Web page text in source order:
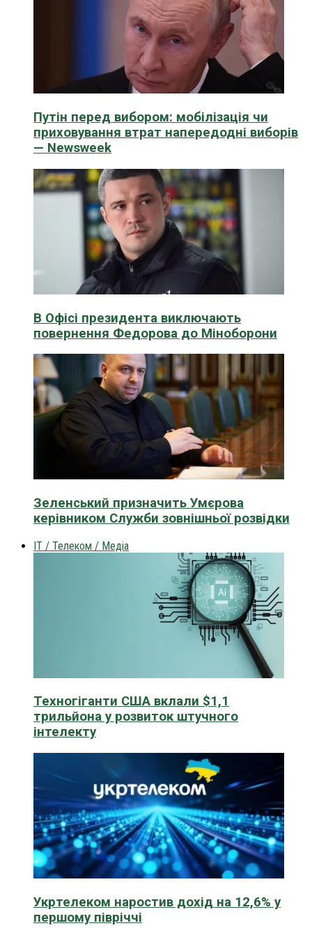
Путін перед вибором: мобілізація чи
приховування втрат напередодні виборів
— Newsweek
В Офісі президента виключають
повернення Федорова до Міноборони
Зеленський призначить Умєрова
керівником Служби зовнішньої розвідки
IT / Телеком / Медіа
Техногіганти США вклали $1,1
трильйона у розвиток штучного
інтелекту
Укртелеком наростив дохід на 12,6% у
першому півріччі